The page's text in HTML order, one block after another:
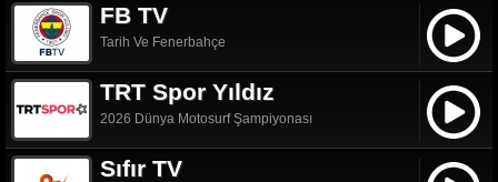
FB TV
Tarih Ve Fenerbahçe
TRT Spor Yıldız
2026 Dünya Motosurf Şampiyonası
Sıfır TV